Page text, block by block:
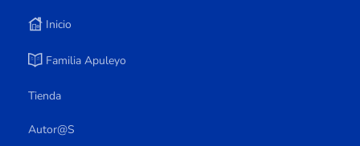
Inicio
Familia Apuleyo
Tienda
Autor@s